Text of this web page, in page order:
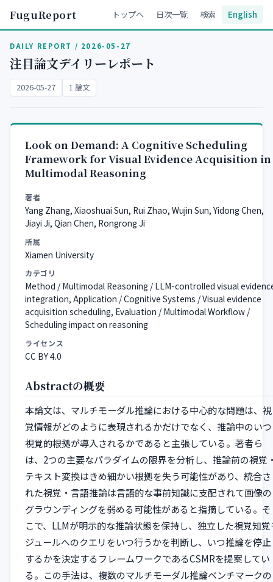
FuguReport トップへ 日次一覧 検索 English
DAILY REPORT / 2026-05-27
注目論文デイリーレポート
2026-05-27 1 論文
Look on Demand: A Cognitive Scheduling
Framework for Visual Evidence Acquisition in
Multimodal Reasoning
著者
Yang Zhang, Xiaoshuai Sun, Rui Zhao, Wujin Sun, Yidong Chen,
Jiayi Ji, Qian Chen, Rongrong Ji
所属
Xiamen University
カテゴリ
Method / Multimodal Reasoning / LLM-controlled visual
integration, Application / Cognitive Systems / Visual evidence
acquisition scheduling, Evaluation / Multimodal Workflow /
Scheduling impact on reasoning
ライセンス
CC BY 4.0
Abstractの概要
本論文は、マルチモーダル推論における中心的な問題は、視
覚情報がどのように表現されるかだけでなく、推論中のいつ
視覚的根拠が導入されるかであると主張している。著者ら
は、2つの主要なパラダイムの限界を分析し、推論前の視覚
テキスト変換はきめ細かい根拠を失う可能性があり、統合さ
れた視覚・言語推論は言語的な事前知識に支配されて画像の
グラウンディングを弱める可能性があると指摘している。そ
こで、LLMが明示的な推論状態を保持し、独立した視覚知覚
ジュールへのクエリをいつ行うかを判断し、いつ推論を停止
するかを決定するフレームワークであるCSMRを提案してい
る。この手法は、複数のマルチモーダル推論ベンチマークの